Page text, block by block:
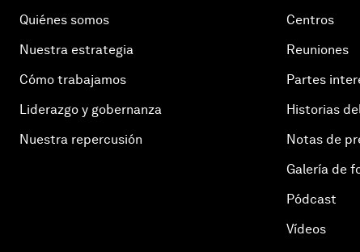
Quiénes somos
Nuestra estrategia
Cómo trabajamos
Liderazgo y gobernanza
Nuestra repercusión
Centros
Reuniones
Partes
Historias
Notas de
Galería de
Pódcast
Vídeos